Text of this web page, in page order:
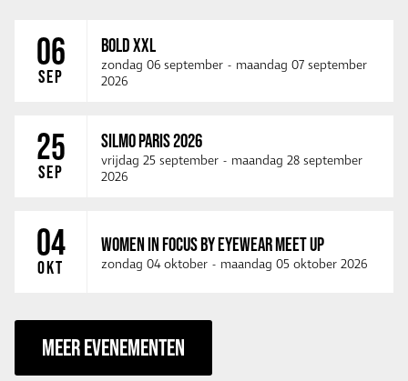
06
SEP
BOLD XXL
zondag 06 september - maandag 07 september
2026
25
SEP
SILMO PARIS 2026
vrijdag 25 september - maandag 28 september
2026
04
OKT
WOMEN IN FOCUS BY EYEWEAR MEET UP
zondag 04 oktober - maandag 05 oktober 2026
MEER EVENEMENTEN